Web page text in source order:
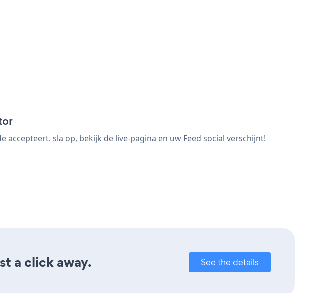
sla op, bekijk de live-pagina en uw Feed social verschijnt!
a click away. See the details